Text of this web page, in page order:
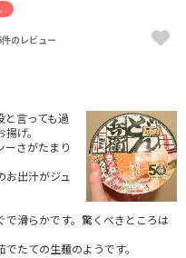
のレビュー
と言っても過
げ。
ーさがたまり
出汁がジュ
で滑らかです。驚くべきところは
たての生麺のようです。